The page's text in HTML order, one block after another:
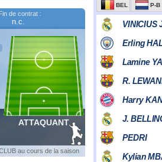
de contrat :
n.c.
ATTAQUANT
au cours de la saison